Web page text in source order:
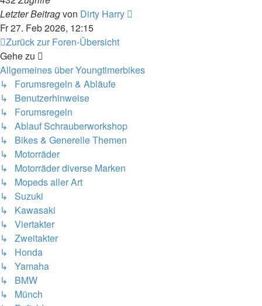
Letzter Beitragvon Dirty Harry
Fr 27. Feb 2026, 12:15
Zurück zur Foren-Übersicht
Gehe zu
Allgemeines über Youngtimerbikes
↳ Forumsregeln & Abläufe
↳ Benutzerhinweise
↳ Forumsregeln
↳ Ablauf Schrauberworkshop
↳ Bikes & Generelle Themen
↳ Motorräder
↳ Motorräder diverse Marken
↳ Mopeds aller Art
↳ Suzuki
↳ Kawasaki
↳ Viertakter
↳ Zweitakter
↳ Honda
↳ Yamaha
↳ BMW
↳ Münch